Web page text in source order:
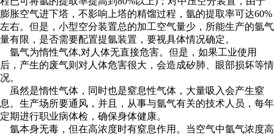
膨胀空气进下塔，不影响上塔的精馏过程，氩的提取率可达60%
左右。但是，小型空分装置总的加工空气量少，所能生产的氩气
量有限，是否需要配置提氩装置，要视具体情况确定。
氩气为惰性气体,对人体无直接危害。但是，如果工业使用
后，产生的废气则对人体危害很大，会造成矽肺、眼部损坏等情
况。
虽然是惰性气体，同时也是窒息性气体，大量吸入会产生窒
息。生产场所要通风，并且，从事与氩气有关的技术人员，每年
定期进行职业病体检，确保身体健康。
氩本身无毒，但在高浓度时有窒息作用。当空气中氩气浓度高